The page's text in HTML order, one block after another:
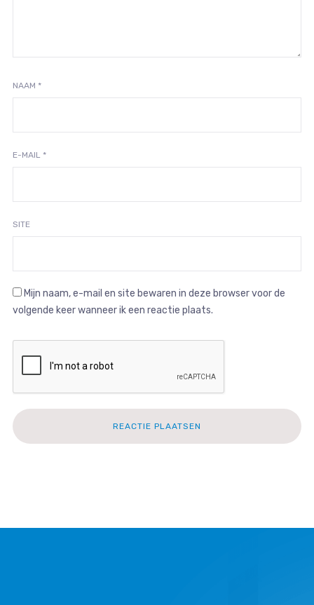
NAAM *
E-MAIL *
SITE
Mijn naam, e-mail en site bewaren in deze browser voor de
volgende keer wanneer ik een reactie plaats.